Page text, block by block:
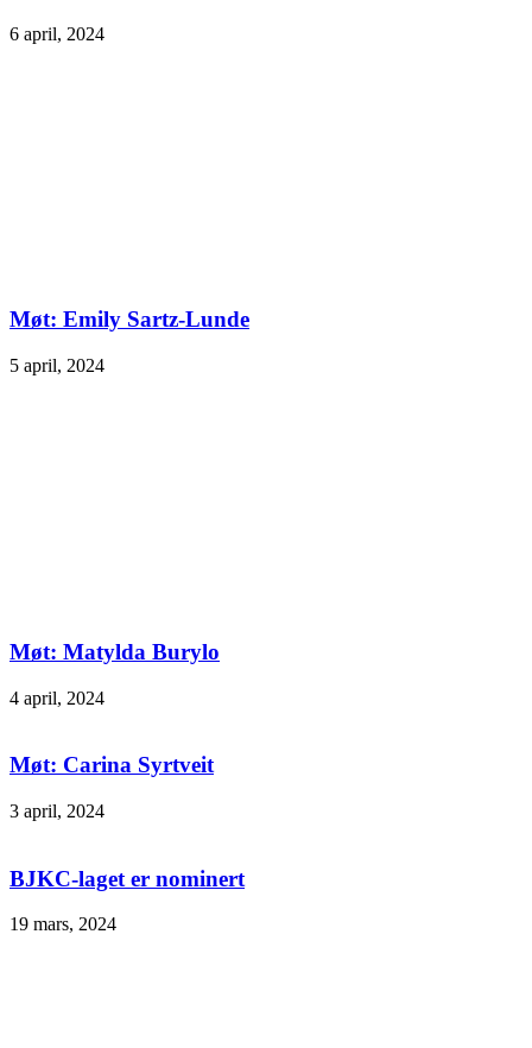
6 april, 2024
Møt: Emily Sartz-Lunde
5 april, 2024
Møt: Matylda Burylo
4 april, 2024
Møt: Carina Syrtveit
3 april, 2024
BJKC-laget er nominert
19 mars, 2024